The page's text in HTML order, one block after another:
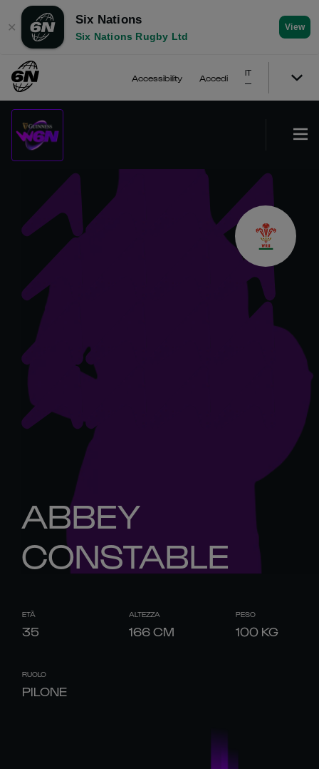
✕
Six Nations
Six Nations Rugby Ltd
View
Accessibility Accedi
IT
ABBEY
CONSTABLE
ETÀ
35
ALTEZZA
166CM
PESO
100 KG
RUOLO
PILONE